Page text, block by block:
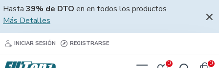
Hasta 39% de DTO en en todos los productos
Más Detalles
INICIAR SESIÓN REGISTRARSE
0 0